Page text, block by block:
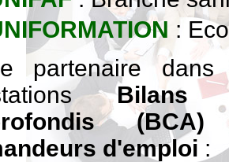
:
partenaire
Bilans
(BCA)
d'emploi :